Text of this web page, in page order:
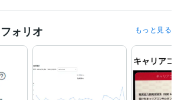
り多少お時間をいただく場合もございます。お急
セージにてその旨お知らせいただけますと幸い
ておりませんが、やむを得ない事情でお休みをい
プロフィールやメッセージにてお知らせいたしま
ォリオ もっと見る